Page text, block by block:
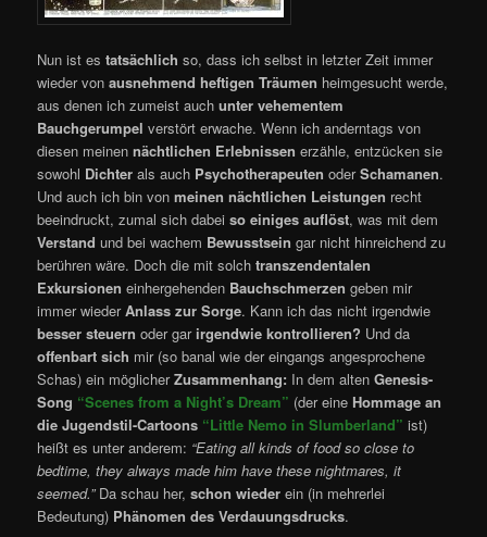
Nun ist estatsächlich so, dass ich selbst in letzter Zeit immer
wieder vonausnehmend heftigen Träumen heimgesucht werde,
aus denen ich zumeist auchunter vehementem
Bauchgerumpelverstört erwache. Wenn ich anderntags von
diesen meinennächtlichen Erlebnissen erzähle, entzücken sie
sowohl Dichter als auch Psychotherapeuten oderSchamanen.
Und auch ich bin vonmeinen nächtlichen Leistungen recht
beeindruckt, zumal sich dabeiso einiges auflöst, was mit dem
Verstand und bei wachem Bewusstsein gar nicht hinreichend zu
berühren wäre. Doch die mit solch transzendentalen
Exkursionen einhergehenden Bauchschmerzen geben mir
immer wiederAnlass zur Sorge. Kann ich das nicht irgendwie
besser steuern oder gar irgendwie kontrollieren? Und da
offenbart sich mir (so banal wie der eingangs angesprochene
Schas) ein möglicherZusammenhang: In dem altenGenesis-
Song “Scenes from a Night’s Dream” (der eine Hommage an
die Jugendstil-Cartoons “Little Nemo in Slumberland” ist)
heißt es unter anderem: “Eating all kinds of food so close to
bedtime, they always made him have these nightmares, it
seemed.”Da schau her,schon wieder ein (in mehrerlei
Bedeutung) Phänomen des Verdauungsdrucks.